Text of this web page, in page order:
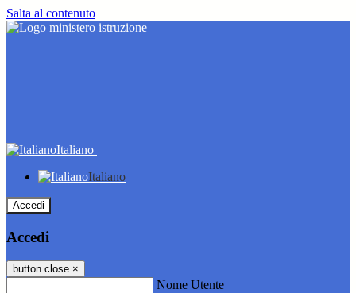
Salta al contenuto
Italiano
Italiano
Accedi
Accedi
button close ×
Nome Utente